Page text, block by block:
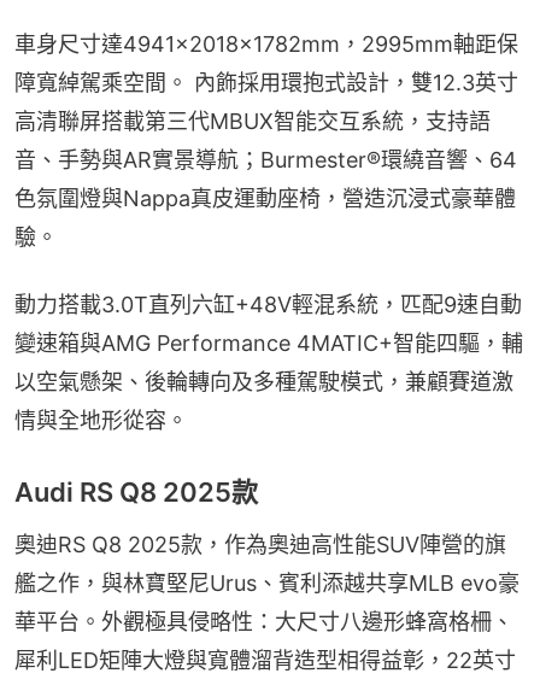
車身尺寸達4941×2018×1782mm，2995mm軸距保
障寬綽駕乘空間。 內飾採用環抱式設計，雙12.3英寸
高清聯屏搭載第三代MBUX智能交互系統，支持語
音、手勢與AR實景導航；Burmester®環繞音響、64
色氛圍燈與Nappa真皮運動座椅，營造沉浸式豪華體
驗。
動力搭載3.0T直列六缸+48V輕混系統，匹配9速自動
變速箱與AMG Performance 4MATIC+智能四驅，輔
以空氣懸架、後輪轉向及多種駕駛模式，兼顧賽道激
情與全地形從容。
Audi RS Q8 2025款
奧迪RS Q8 2025款，作為奧迪高性能SUV陣營的旗
艦之作，與林寶堅尼Urus、賓利添越共享MLB evo豪
華平台。外觀極具侵略性：大尺寸八邊形蜂窩格柵、
犀利LED矩陣大燈與寬體溜背造型相得益彰，22英寸